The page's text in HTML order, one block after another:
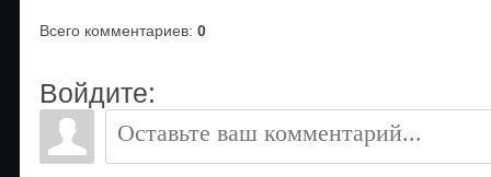
Всего комментариев: 0
Войдите: